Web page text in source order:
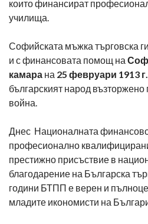
които финансират
училища.
Софийската мъжка търговска
и с финансовата помощ на
камара на 25 февруари 1913 г.
българският народ
война.
Днес Националната
професионално
престижно присъствие в
благодарение на Българска
години БТПП е верен и
младите икономисти на